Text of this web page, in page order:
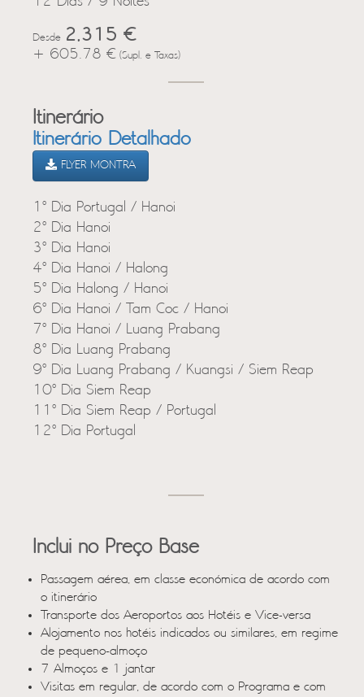
Desde 2,315 €
+ 605.78 € (Supl. e Taxas)
Itinerário
Itinerário Detalhado
FLYER MONTRA
1º Dia Portugal / Hanoi
2º Dia Hanoi
3º Dia Hanoi
4º Dia Hanoi / Halong
5º Dia Halong / Hanoi
6º Dia Hanoi / Tam Coc / Hanoi
7º Dia Hanoi / Luang Prabang
8º Dia Luang Prabang
9º Dia Luang Prabang / Kuangsi / Siem Reap
10º Dia Siem Reap
11º Dia Siem Reap / Portugal
12º Dia Portugal
Inclui no Preço Base
Passagem aérea, em classe económica de acordo com
o itinerário
Transporte dos Aeroportos aos Hotéis e Vice-versa
Alojamento nos hotéis indicados ou similares, em regime
de pequeno-almoço
7 Almoços e 1 jantar
Visitas em regular, de acordo com o Programa e com